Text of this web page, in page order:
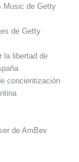
Music de Getty
de Getty
la libertad de
concientización
de AmBev